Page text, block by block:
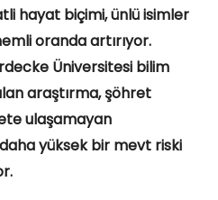
hayat biçimi, ünlü isimler
oranda artırıyor.
Üniversitesi bilim
araştırma, şöhret
ulaşamayan
yüksek bir mevt riski